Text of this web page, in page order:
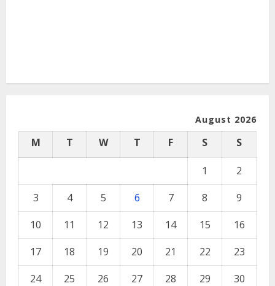
August 2026
M T W T F S S
1
2
3
4 5 6 7 8
9
10
11 12 13 14 15
16
17
18 19 20 21 22
23
24
25 26 27 28 29
30